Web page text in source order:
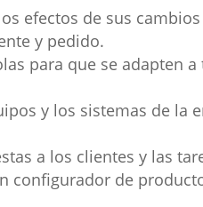
efectos de sus
y pedido.
para que se adapten a
y los sistemas de la
a los clientes y las
configurador de